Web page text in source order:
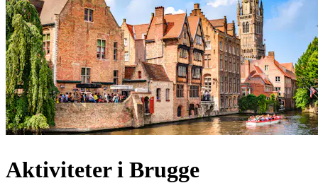
Aktiviteter i Brugge